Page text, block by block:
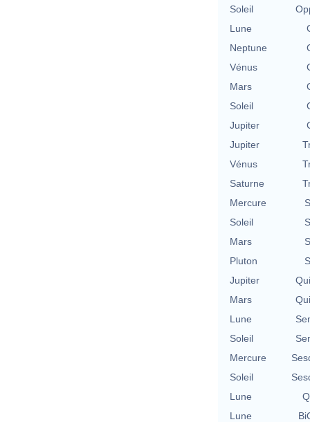
Soleil
Lune
Neptune
Vénus
Mars
Soleil
Jupiter
Jupiter
Vénus
Saturne
Mercure
Soleil
Mars
Pluton
Jupiter
Mars
Lune
Soleil
Mercure
Soleil
Lune
Lune